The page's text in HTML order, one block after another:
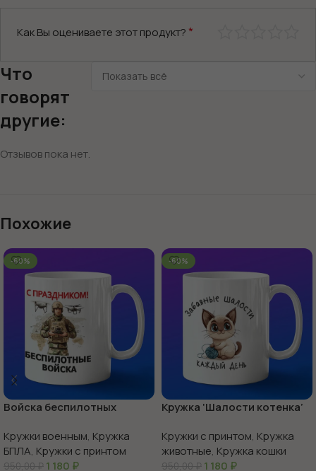
Как Вы оцениваете этот продукт? *
Что
говорят
другие:
Отзывов пока нет.
Похожие
-60%
Войска беспилотных
Кружки военным, Кружка
БПЛА, Кружки с принтом
950,00₽ 1 180 ₽
-60%
Кружка ‘Шалости котенка’
Кружки с принтом, Кружка
животные, Кружка кошки
950,00₽ 1 180 ₽